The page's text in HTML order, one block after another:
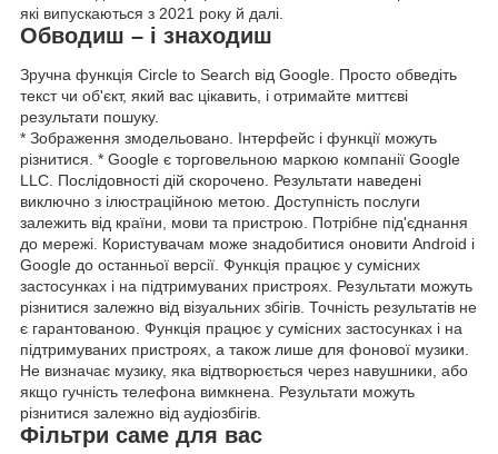
які випускаються з 2021 року й далі.
Обводиш – і знаходиш
Зручна функція Circle to Search від Google. Просто обведіть
текст чи об'єкт, який вас цікавить, і отримайте миттєві
результати пошуку.
* Зображення змодельовано. Інтерфейс і функції можуть
різнитися. * Google є торговельною маркою компанії Google
LLC. Послідовності дій скорочено. Результати наведені
виключно з ілюстраційною метою. Доступність послуги
залежить від країни, мови та пристрою. Потрібне під'єднання
до мережі. Користувачам може знадобитися оновити Android і
Google до останньої версії. Функція працює у сумісних
застосунках і на підтримуваних пристроях. Результати можуть
різнитися залежно від візуальних збігів. Точність результатів не
є гарантованою. Функція працює у сумісних застосунках і на
підтримуваних пристроях, а також лише для фонової музики.
Не визначає музику, яка відтворюється через навушники, або
якщо гучність телефона вимкнена. Результати можуть
різнитися залежно від аудіозбігів.
Фільтри саме для вас